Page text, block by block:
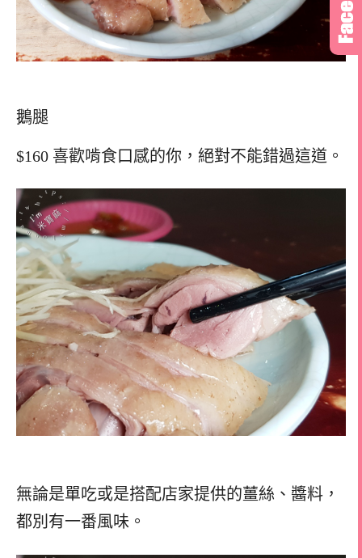
鵝腿
$160 喜歡啃食口感的你，絕對不能錯過這道。
無論是單吃或是搭配店家提供的薑絲、醬料，
都別有一番風味。